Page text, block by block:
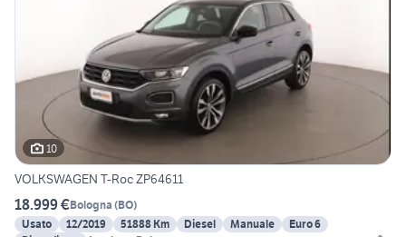
10
VOLKSWAGEN T-Roc ZP64611
18.999 €Bologna (BO)
Usato
12/2019 51888 Km Diesel Manuale
Euro 6